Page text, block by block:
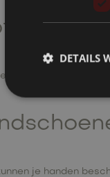
om uw
je handen
DETAILS